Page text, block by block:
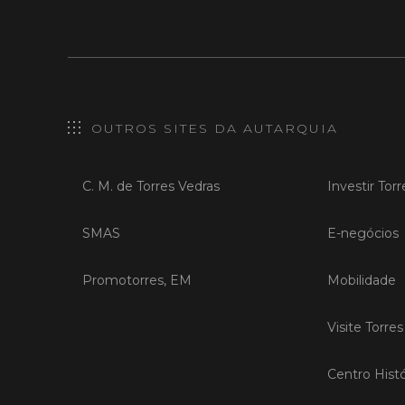
OUTROS SITES DA AUTARQUIA
C. M. de Torres Vedras
SMAS
Promotorres, EM
Investir
E-negócios
Mobilidade
Visite
Centro